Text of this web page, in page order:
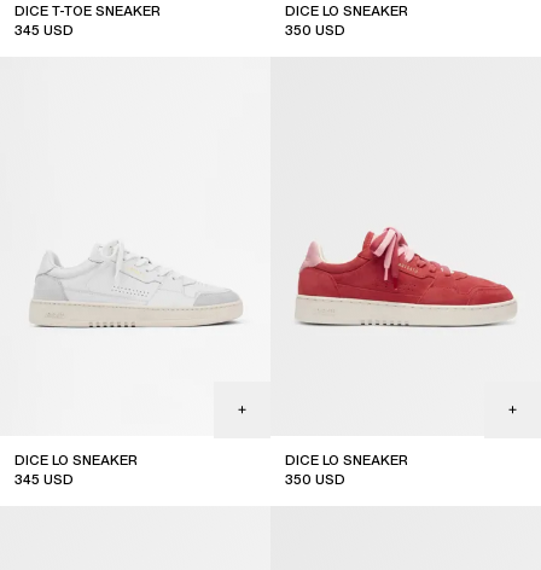
DICE T-TOE SNEAKER
345 USD
DICE LO SNEAKER
350 USD
DICE LO SNEAKER
345 USD
DICE LO SNEAKER
350 USD